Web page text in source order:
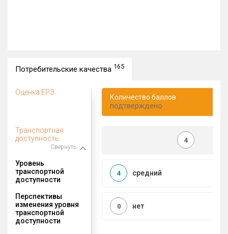
Потребительские качества 165
Оценка ЕРЗ
Количество баллов
подтверждено
Транспортная
доступность
Свернуть
4
Уровень
транспортной
доступности
средний
4
Перспективы
изменения уровня
транспортной
доступности
нет
0